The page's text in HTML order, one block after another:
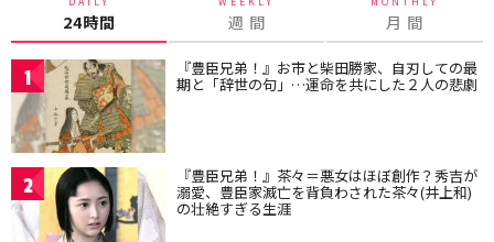
24時間 週 間 月 間
1 『豊臣兄弟！』お市と柴田勝家、自刃しての最
期と「辞世の句」…運命を共にした２人の悲劇
2 『豊臣兄弟！』茶々＝悪女はほぼ創作？秀吉が
溺愛、豊臣家滅亡を背負わされた茶々(井上和)
の壮絶すぎる生涯